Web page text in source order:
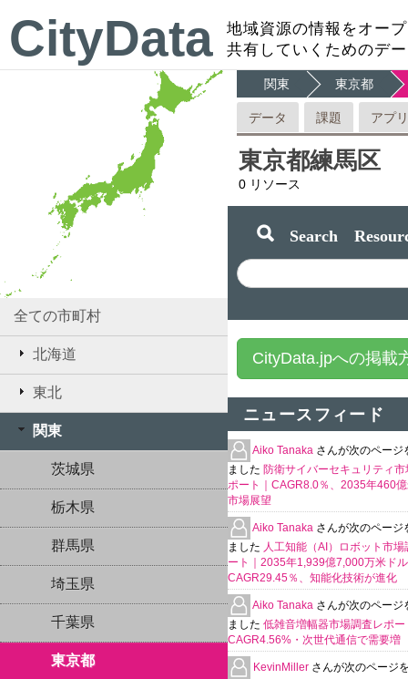
CityData
地域資源の情報をオー
共有していくためのデ
全ての市町村
北海道
東北
関東
茨城県
栃木県
群馬県
埼玉県
千葉県
東京都
関東 東京都
データ 課題 アプリ
東京都練馬区
0 リソース
Search
CityData.jpへの掲載
ニュースフィード
Aiko Tanaka さんが次のページ
ました 防衛サイバーセキュリティ
ポート｜CAGR8.0％、2035年460
市場展望
Aiko Tanaka さんが次のページ
ました 人工知能（AI）ロボット市場
ート｜2035年1,939億7,000万米ド
CAGR29.45％、知能化技術が進化
Aiko Tanaka さんが次のページ
ました 低雑音増幅器市場調査レポー
CAGR4.56%・次世代通信で需要増
KevinMiller さんが次のページ